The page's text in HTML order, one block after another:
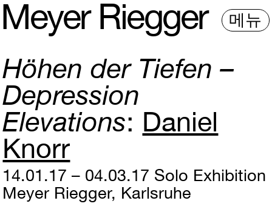
Meyer Riegger 메뉴
Höhen der Tiefen –
Depression
Elevations Daniel
Knorr
14.01.17 – 04.03.17 Solo Exhibition
Meyer Riegger, Karlsruhe